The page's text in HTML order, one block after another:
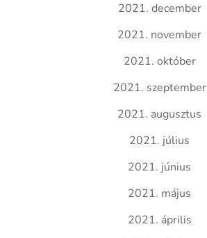
2021. december
2021. november
2021. október
2021. szeptember
2021. augusztus
2021. július
2021. június
2021. május
2021. április